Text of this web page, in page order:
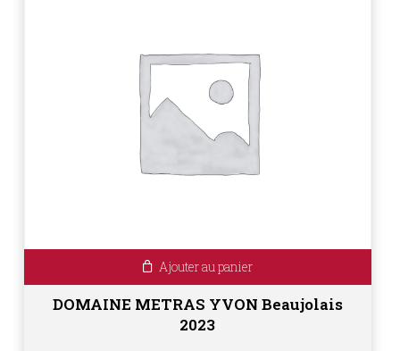
Ajouter au panier
DOMAINE METRAS YVON Beaujolais
2023